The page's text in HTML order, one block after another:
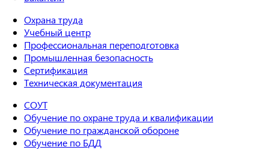
Охрана труда
Учебный центр
Профессиональная переподготовка
Промышленная безопасность
Сертификация
Техническая документация
СОУТ
Обучение по охране труда и квалификации
Обучение по гражданской обороне
Обучение по БДД